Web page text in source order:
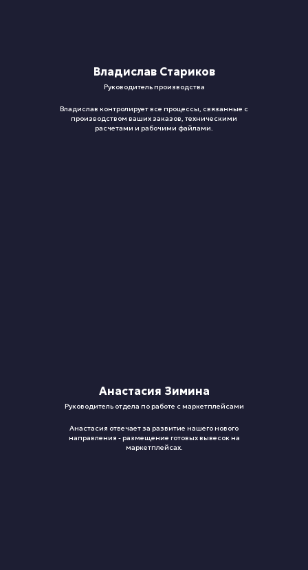
Владислав Стариков
Руководитель производства
Владислав контролирует все процессы, связанные с
производством ваших заказов, техническими
расчетами и рабочими файлами.
Анастасия Зимина
Руководитель отдела по работе с маркетплейсами
Анастасия отвечает за развитие нашего нового
направления - размещение готовых вывесок на
маркетплейсах.